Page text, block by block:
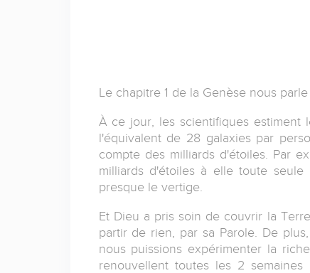
Le chapitre 1 de la Genèse nous
À ce jour, les scientifiques estiment
l'équivalent de 28 galaxies par
compte des milliards d'étoiles. Par
milliards d'étoiles à elle toute
presque le vertige.
Et Dieu a pris soin de couvrir la
partir de rien, par sa Parole. De
nous puissions expérimenter la
renouvellent toutes les 2